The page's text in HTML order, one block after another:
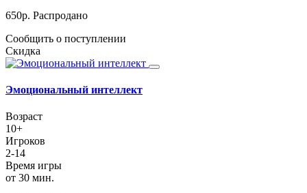
650р. Распродано
Сообщить о поступлении
Скидка
Эмоциональный интеллект
Возраст
10+
Игроков
2-14
Время игры
от 30 мин.